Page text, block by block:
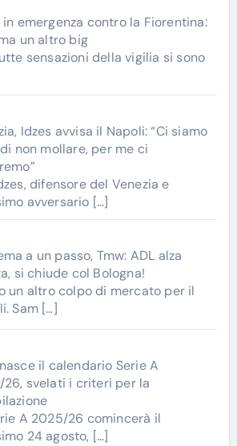
in emergenza contro la Fiorentina:
un altro big
sensazioni della vigilia si sono
Idzes avvisa il Napoli: “Ci siamo
non mollare, per me ci
difensore del Venezia e
avversario […]
a un passo, Tmw: ADL alza
si chiude col Bologna!
un altro colpo di mercato per il
Sam […]
il calendario Serie A
26, svelati i criteri per la
A 2025/26 comincerà il
24 agosto, […]